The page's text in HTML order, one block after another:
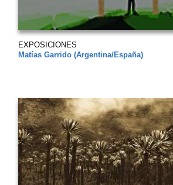
EXPOSICIONES
Matías Garrido (Argentina/España)